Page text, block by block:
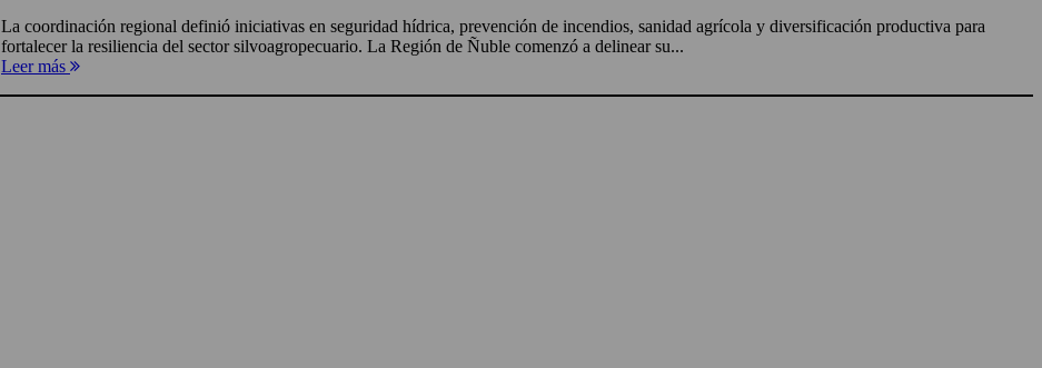
La coordinación regional definió iniciativas en seguridad hídrica, prevención de incendios, sanidad agrícola y diversificación productiva para
fortalecer la resiliencia del sector silvoagropecuario. La Región de Ñuble comenzó a delinear su...
Leer más